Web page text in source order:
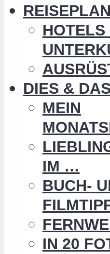
HOTELS
DIES & DAS
MEIN
IM …
BUCH-
IN 20